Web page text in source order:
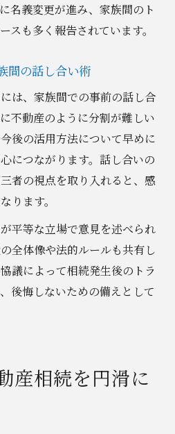
名義変更が進み、家族間のト
スも多く報告されています。
間の話し合い術
は、家族間での事前の話し合
不動産のように分割が難しい
後の活用方法について早めに
につながります。話し合いの
者の視点を取り入れると、感
ります。
平等な立場で意見を述べられ
全体像や法的ルールも共有し
議によって相続発生後のトラ
後悔しないための備えとして
産相続を円滑に